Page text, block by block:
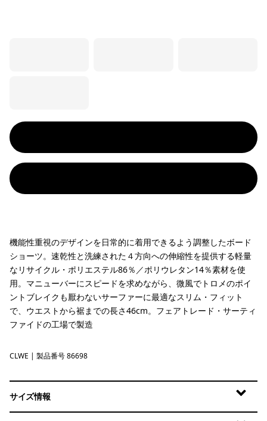
機能性重視のデザインを日常的に着用できるよう調整したボード
ショーツ。速乾性と洗練された４方向への伸縮性を提供する軽量
なリサイクル・ポリエステル86％／ポリウレタン14％素材を使
用。マニューバーにスピードを求めながら、微風でトロメのポイ
ントブレイクも厭わないサーファーに最適なスリム・フィット
で、ウエストから裾までの長さ46cm。フェアトレード・サーティ
ファイドの工場で製造
Coastal Edge: Weathered Stone
CLWE | 製品番号 86698
サイズ情報